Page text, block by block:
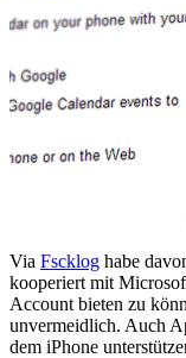
Via Fscklog habe
kooperiert mit
Account bieten zu
unvermeidlich. Auch
dem iPhone